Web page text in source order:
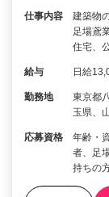
仕事内容
建築物
足場鳶
住宅、
給与 日給
勤務地
東京都
玉県、
応募資格
年齢・
者、足
持ちの